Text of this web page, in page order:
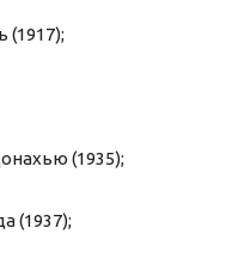
(1917);
(1935);
(1937);